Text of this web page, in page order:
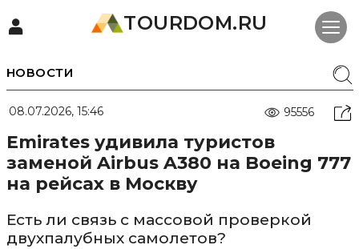
TOURDOM.RU
НОВОСТИ
08.07.2026, 15:46 95556
Emirates удивила туристов
заменой Airbus A380 на Boeing 777
на рейсах в Москву
Есть ли связь с массовой проверкой
двухпалубных самолетов?